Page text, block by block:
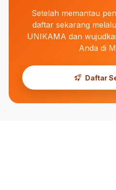
Setelah memantau
daftar sekarang
UNIKAMA dan
Anda di
Daftar